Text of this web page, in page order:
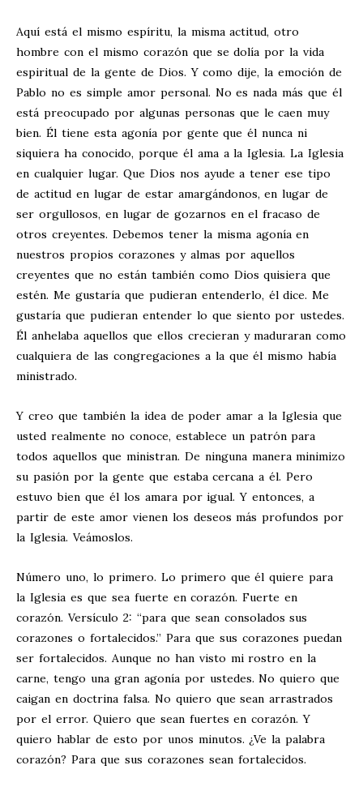
Aquí está el mismo espíritu, la misma actitud, otro
hombre con el mismo corazón que se dolía por la vida
espiritual de la gente de Dios. Y como dije, la emoción de
Pablo no es simple amor personal. No es nada más que él
está preocupado por algunas personas que le caen muy
bien. Él tiene esta agonía por gente que él nunca ni
siquiera ha conocido, porque él ama a la Iglesia. La Iglesia
en cualquier lugar. Que Dios nos ayude a tener ese tipo
de actitud en lugar de estar amargándonos, en lugar de
ser orgullosos, en lugar de gozarnos en el fracaso de
otros creyentes. Debemos tener la misma agonía en
nuestros propios corazones y almas por aquellos
creyentes que no están también como Dios quisiera que
estén. Me gustaría que pudieran entenderlo, él dice. Me
gustaría que pudieran entender lo que siento por ustedes.
Él anhelaba aquellos que ellos crecieran y maduraran como
cualquiera de las congregaciones a la que él mismo había
ministrado.
Y creo que también la idea de poder amar a la Iglesia que
usted realmente no conoce, establece un patrón para
todos aquellos que ministran. De ninguna manera minimizo
su pasión por la gente que estaba cercana a él. Pero
estuvo bien que él los amara por igual. Y entonces, a
partir de este amor vienen los deseos más profundos por
la Iglesia. Veámoslos.
Número uno, lo primero. Lo primero que él quiere para
la Iglesia es que sea fuerte en corazón. Fuerte en
corazón. Versículo 2: “para que sean consolados sus
corazones o fortalecidos.” Para que sus corazones puedan
ser fortalecidos. Aunque no han visto mi rostro en la
carne, tengo una gran agonía por ustedes. No quiero que
caigan en doctrina falsa. No quiero que sean arrastrados
por el error. Quiero que sean fuertes en corazón. Y
quiero hablar de esto por unos minutos. ¿Ve la palabra
corazón? Para que sus corazones sean fortalecidos.